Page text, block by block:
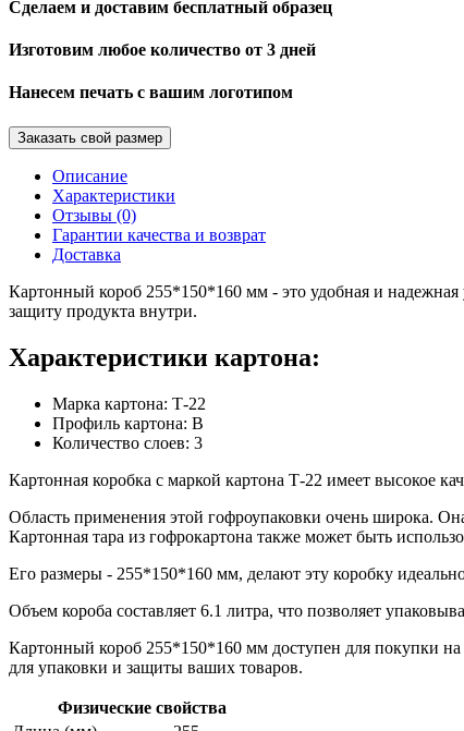
Сделаем и доставим бесплатный образец
Изготовим любое количество от 3 дней
Нанесем печать с вашим логотипом
Заказать свой размер
Описание
Характеристики
Отзывы (0)
Гарантии качества и возврат
Доставка
Картонный короб 255*150*160 мм - это удобная и надежная
защиту продукта внутри.
Характеристики картона:
Марка картона: Т-22
Профиль картона: В
Количество слоев: 3
Картонная коробка с маркой картона Т-22 имеет высокое
Область применения этой гофроупаковки очень широка.
Картонная тара из гофрокартона также может быть
Его размеры - 255*150*160 мм, делают эту коробку
Объем короба составляет 6.1 литра, что позволяет
Картонный короб 255*150*160 мм доступен для покупки на
для упаковки и защиты ваших товаров.
Физические свойства